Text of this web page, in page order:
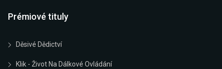
Prémiové tituly
Děsivé Dědictví
Klik - Život Na Dálkové Ovládání